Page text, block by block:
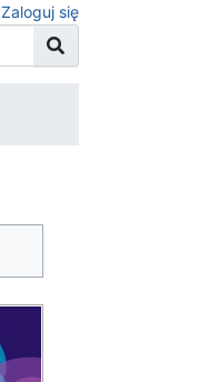
Zaloguj się